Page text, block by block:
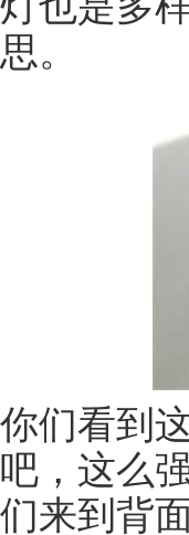
思。
你们看到
吧，这么
们来到背